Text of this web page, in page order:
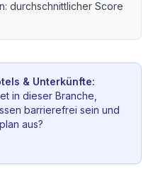
: durchschnittlicher Score
& Unterkünfte:
in dieser Branche,
barrierefrei sein und
aus?